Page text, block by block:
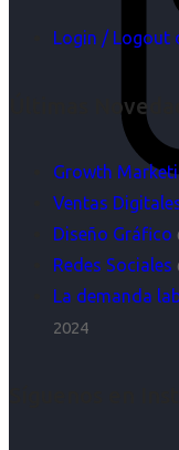
Login / Logout
Últimas
Growth
Ventas
Diseño Gráfico
Redes Sociales
La demanda
2024